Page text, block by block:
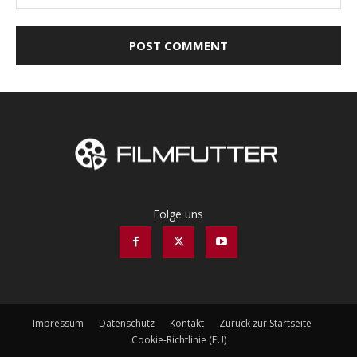
Folge uns
Impressum Datenschutz Kontakt
Zurück zur Startseite
Cookie-Richtlinie (EU)